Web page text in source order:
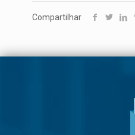
Compartilhar